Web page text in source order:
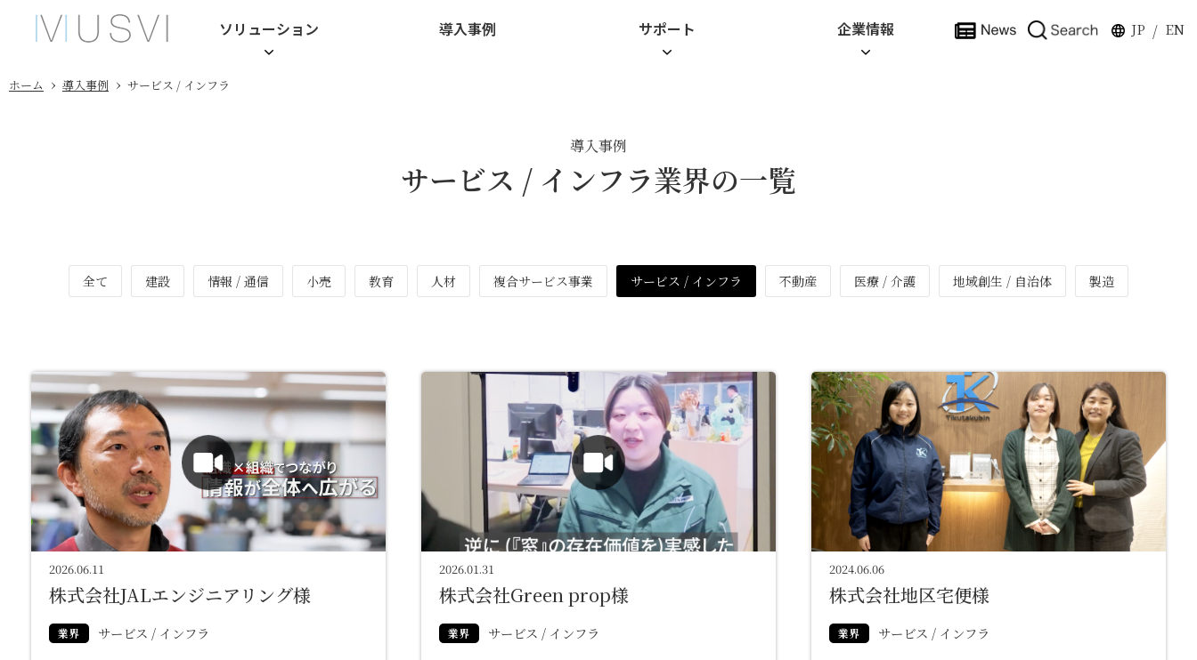
ソリューション 導入事例 サポート 企業情報 JP / EN
ホーム › 導入事例 › サービス / インフラ
導入事例
サービス / インフラ業界の一覧
全て 建設 情報 / 通信 小売 教育 人材 複合サービス事業 サービス / インフラ 不動産 医療 / 介護 地域創生 / 自治体 製造
2026.06.11
株式会社JALエンジニアリング様
業界 サービス / インフラ
2026.01.31
株式会社Green prop様
業界 サービス / インフラ
2024.06.06
株式会社地区宅便様
業界 サービス / インフラ